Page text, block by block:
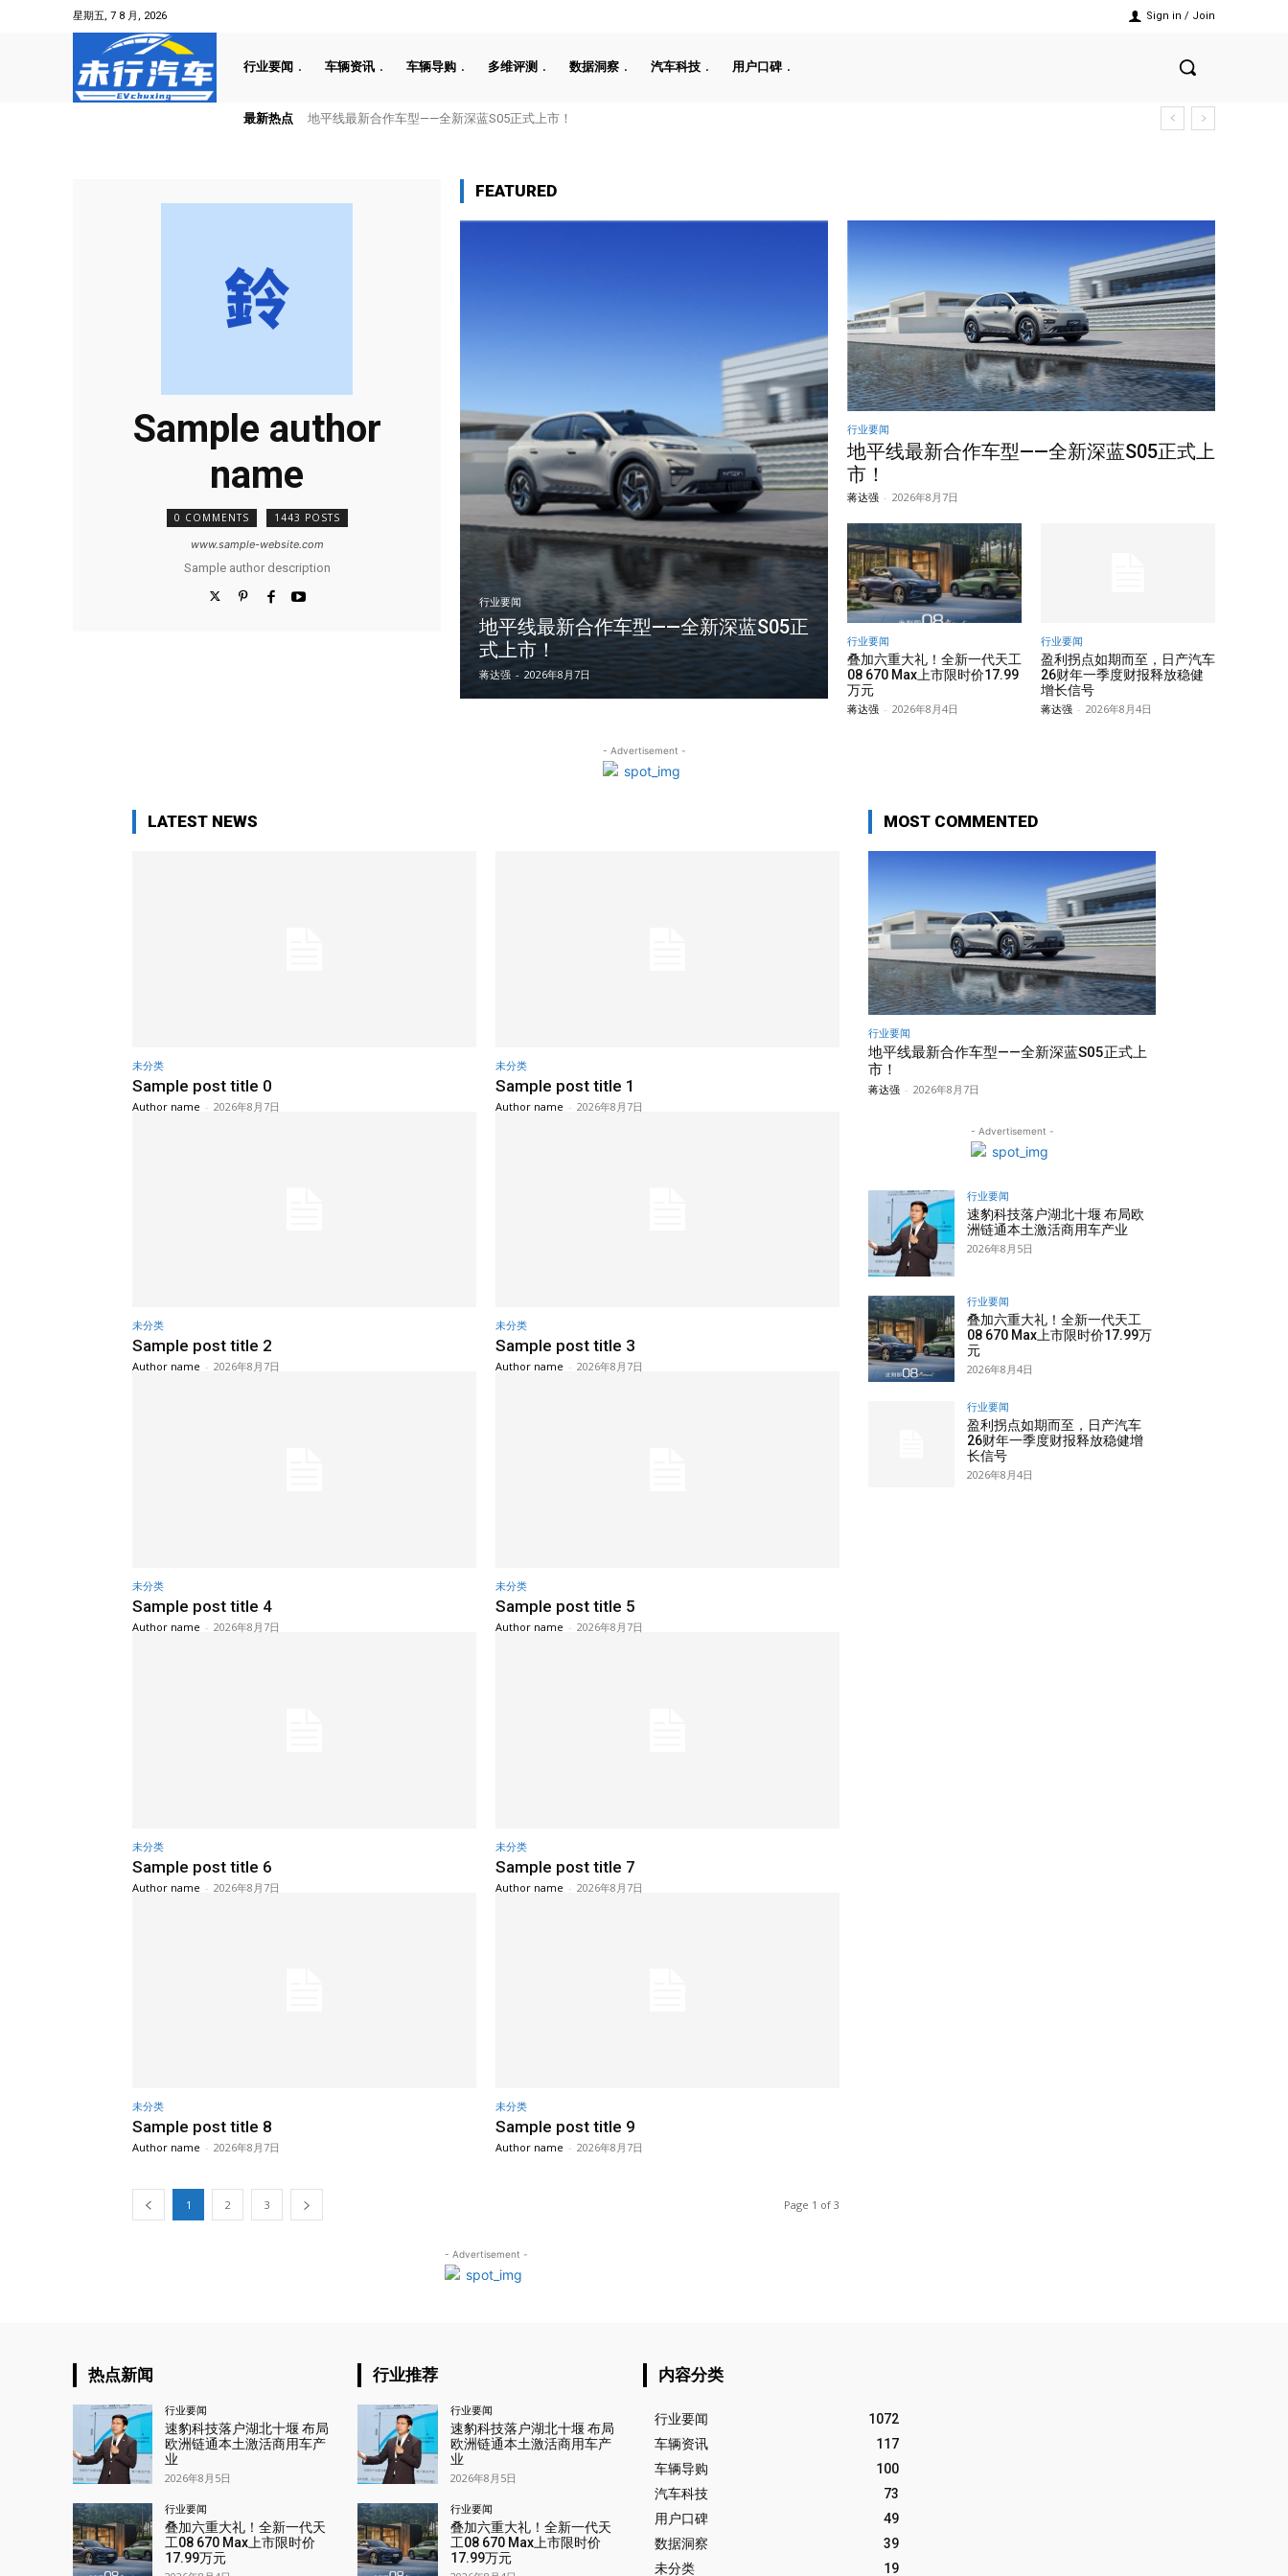
星期五, 7 8 月, 2026 Sign in / Join
行业要闻 车辆资讯 车辆导购 多维评测 数据洞察 汽车科技 用户口碑
最新热点地平线最新合作车型——全新深蓝S05正式上市！
速豹科技落户湖北十堰 布局欧洲链通本土激活商用车产业
Sample author
name
0 COMMENTS
1443 POSTS
www.sample-website.com
Sample author description
FEATURED
行业要闻
地平线最新合作车型——全新深蓝S05正
式上市！
蒋达强 - 2026年8月7日
行业要闻
地平线最新合作车型——全新深蓝S05正式上
市！
蒋达强 - 2026年8月7日
行业要闻
叠加六重大礼！全新一代天工
08 670 Max上市限时价17.99
万元
蒋达强 - 2026年8月4日
行业要闻
盈利拐点如期而至，日产汽车
26财年一季度财报释放稳健
增长信号
蒋达强 - 2026年8月4日
- Advertisement -
LATEST NEWS
未分类
Sample post title 0
Author name - 2026年8月7日
未分类
Sample post title 1
Author name - 2026年8月7日
未分类
Sample post title 2
Author name - 2026年8月7日
未分类
Sample post title 3
Author name - 2026年8月7日
未分类
Sample post title 4
Author name - 2026年8月7日
未分类
Sample post title 5
Author name - 2026年8月7日
未分类
Sample post title 6
Author name - 2026年8月7日
未分类
Sample post title 7
Author name - 2026年8月7日
未分类
Sample post title 8
Author name - 2026年8月7日
未分类
Sample post title 9
Author name - 2026年8月7日
1 2 3 Page 1 of 3
- Advertisement -
MOST COMMENTED
行业要闻
地平线最新合作车型——全新深蓝S05正式上
市！
蒋达强 - 2026年8月7日
- Advertisement -
行业要闻
速豹科技落户湖北十堰 布局欧
洲链通本土激活商用车产业
2026年8月5日
行业要闻
叠加六重大礼！全新一代天工
08 670 Max上市限时价17.99万
元
2026年8月4日
行业要闻
盈利拐点如期而至，日产汽车
26财年一季度财报释放稳健增
长信号
2026年8月4日
热点新闻
行业要闻
速豹科技落户湖北十堰 布局
欧洲链通本土激活商用车产
业
2026年8月5日
行业要闻
叠加六重大礼！全新一代天
工08 670 Max上市限时价
17.99万元
行业推荐
行业要闻
速豹科技落户湖北十堰 布局
欧洲链通本土激活商用车产
业
2026年8月5日
行业要闻
叠加六重大礼！全新一代天
工08 670 Max上市限时价
17.99万元
内容分类
行业要闻
1072
车辆资讯
117
车辆导购
100
汽车科技
73
用户口碑
49
数据洞察
39
未分类
19